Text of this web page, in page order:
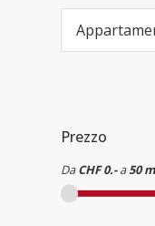
Prezzo
Da CHF 0.- a50